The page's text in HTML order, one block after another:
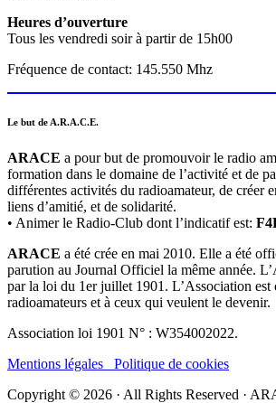
Heures d’ouverture
Tous les vendredi soir à partir de 15h00
Fréquence de contact: 145.550 Mhz
Le but de A.R.A.C.E.
ARACE a pour but de promouvoir le radio
formation dans le domaine de l’activité et de
différentes activités du radioamateur, de créer
liens d’amitié, et de solidarité.
• Animer le Radio-Club dont l’indicatif est:
ARACE a été crée en mai 2010. Elle a été
parution au Journal Officiel la même année.
par la loi du 1er juillet 1901. L’Association est
radioamateurs et à ceux qui veulent le devenir.
Association loi 1901 N° : W354002022.
Mentions légales Politique de cookies
Copyright © 2026 · All Rights Reserved ·